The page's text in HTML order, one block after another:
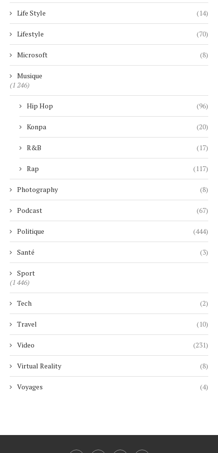
Life Style (14)
Lifestyle (70)
Microsoft (8)
Musique
(1 246)
Hip Hop (96)
Konpa (20)
R&B (17)
Rap (117)
Photography (8)
Podcast (67)
Politique (444)
Santé (3)
Sport
(1 446)
Tech (2)
Travel (10)
Video (231)
Virtual Reality (8)
Voyages (4)